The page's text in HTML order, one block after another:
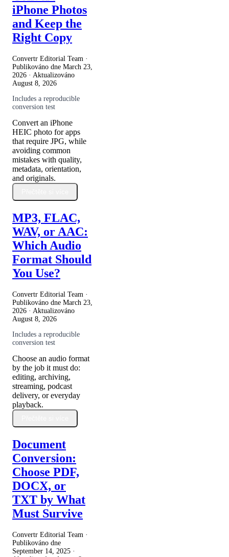
iPhone Photos
and Keep the
Right Copy
Convertr Editorial Team ·
Publikováno dne March 23,
2026 · Aktualizováno
August 8, 2026
Includes a reproducible
conversion test
Convert an iPhone
HEIC photo for apps
that require JPG, while
avoiding common
mistakes with quality,
metadata, orientation,
and originals.
MP3, FLAC,
WAV, or AAC:
Which Audio
Format Should
You Use?
Convertr Editorial Team ·
Publikováno dne March 23,
2026 · Aktualizováno
August 8, 2026
Includes a reproducible
conversion test
Choose an audio format
by the job it must do:
editing, archiving,
streaming, podcast
delivery, or everyday
playback.
Document
Conversion:
Choose PDF,
DOCX, or
TXT by What
Must Survive
Convertr Editorial Team ·
Publikováno dne
September 14, 2025 ·